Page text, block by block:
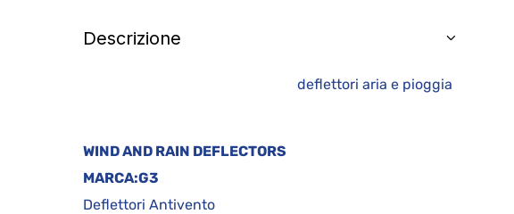
Descrizione
deflettori aria e pioggia
WIND AND RAIN DEFLECTORS
MARCA:G3
Deflettori Antivento